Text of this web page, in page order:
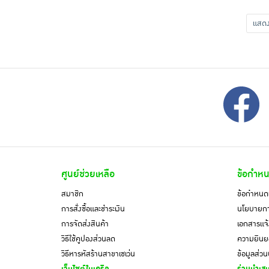
แสดง
ศูนย์ช่วยเหลือ
สมาชิก
การสั่งซื้อและชำระเงิน
การจัดส่งสินค้า
วิธีใช้คูปองส่วนลด
วิธีหารหัสร้านสาขาเซเว่น
ข้อกำห
ข้อกำหนด
นโยบายก
เอกสาร
ความยินย
ข้อมูลส่ว